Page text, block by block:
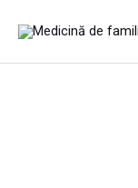
content